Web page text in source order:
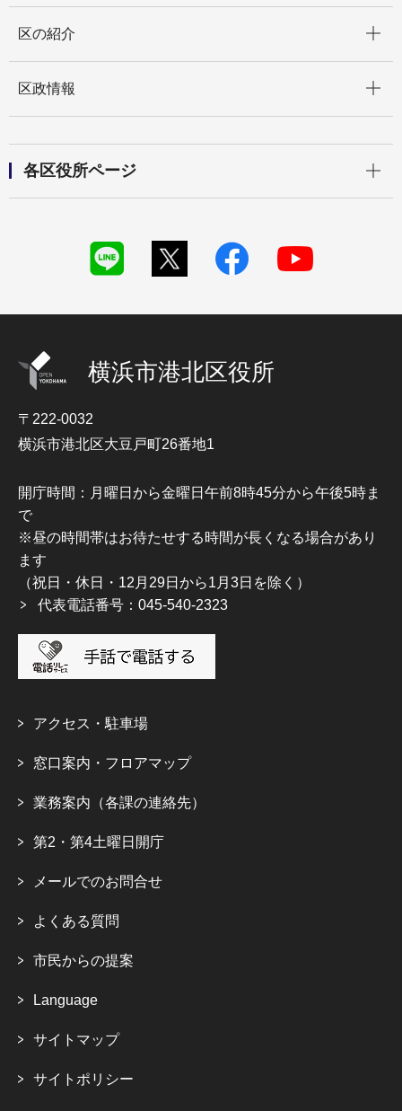
区の紹介
区政情報
各区役所ページ
横浜市港北区役所
〒222-0032
横浜市港北区大豆戸町26番地1
開庁時間：月曜日から金曜日午前8時45分から午後5時ま
で
※昼の時間帯はお待たせする時間が長くなる場合があり
ます
（祝日・休日・12月29日から1月3日を除く）
代表電話番号：045-540-2323
アクセス・駐車場
窓口案内・フロアマップ
業務案内（各課の連絡先）
第2・第4土曜日開庁
メールでのお問合せ
よくある質問
市民からの提案
Language
サイトマップ
サイトポリシー